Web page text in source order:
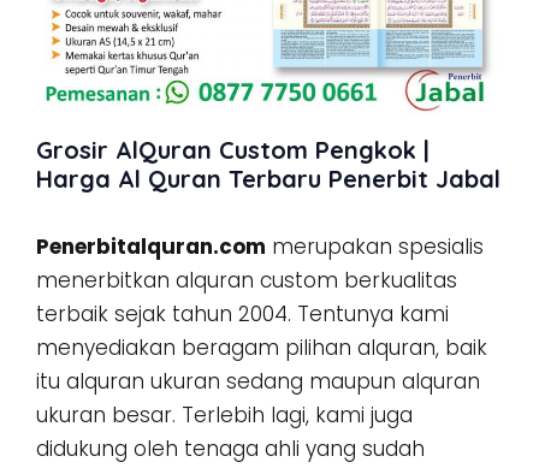
Grosir AlQuran Custom Pengkok |
Harga Al Quran Terbaru Penerbit Jabal
Penerbitalquran.com merupakan spesialis
menerbitkan alquran custom berkualitas
terbaik sejak tahun 2004. Tentunya kami
menyediakan beragam pilihan alquran, baik
itu alquran ukuran sedang maupun alquran
ukuran besar. Terlebih lagi, kami juga
didukung oleh tenaga ahli yang sudah